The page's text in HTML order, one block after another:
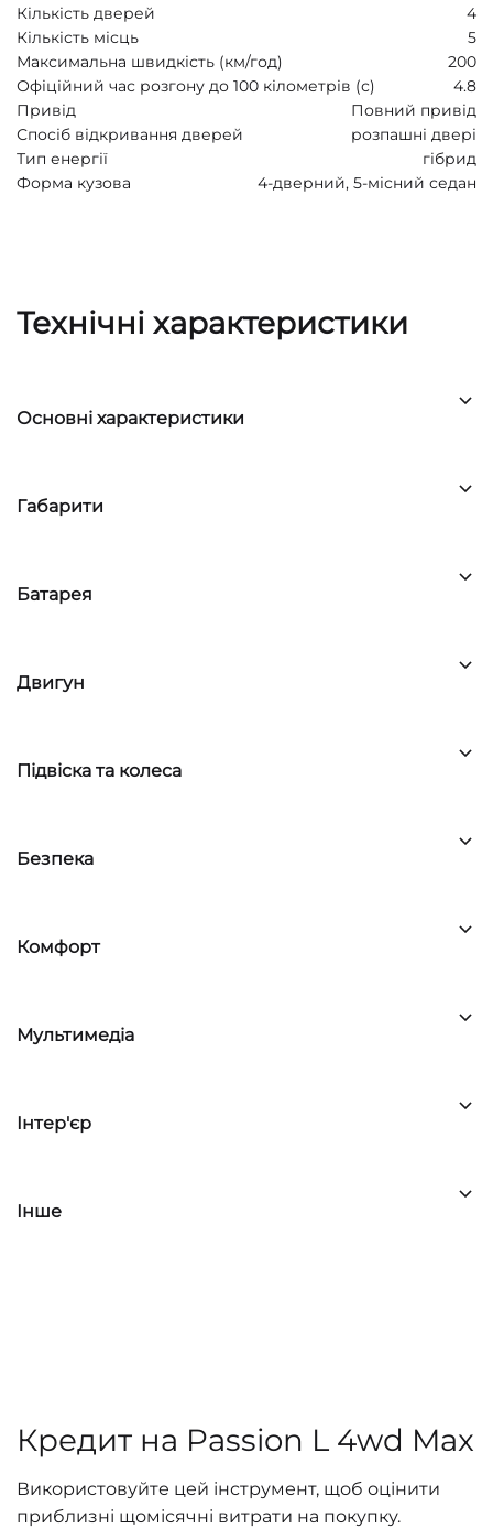
Кількість дверей
4
Кількість місць
5
Максимальна швидкість (км/год)
200
Офіційний час розгону до 100 кілометрів (с)
4.8
Привід
Повний привід
Спосіб відкривання дверей
розпашні двері
Тип енергії
гібрид
Форма кузова
4-дверний, 5-місний седан
Технічні характеристики
Основні характеристики
Габарити
Батарея
Двигун
Підвіска та колеса
Безпека
Комфорт
Мультимедіа
Інтер'єр
Інше
Кредит на Passion L 4wd Max
Використовуйте цей інструмент, щоб оцінити
приблизні щомісячні витрати на покупку.